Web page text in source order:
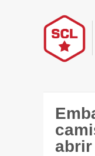
abrir